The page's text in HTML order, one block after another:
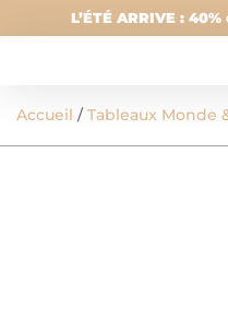
L’ÉTÉ ARRIVE :
Accueil /Tableaux Monde